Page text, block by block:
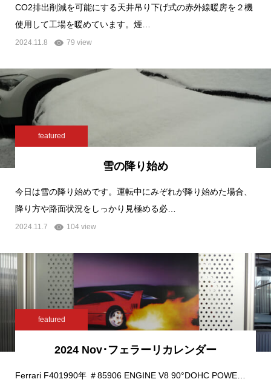
CO2排出削減を可能にする天井吊り下げ式の赤外線暖房を２機
使用して工場を暖めています。煙…
2024.11.8 79 view
featured
雪の降り始め
今日は雪の降り始めです。運転中にみぞれが降り始めた場合、
降り方や路面状況をしっかり見極める必…
2024.11.7 104 view
featured
2024 Nov･フェラーリカレンダー
Ferrari F401990年 ＃85906 ENGINE V8 90°DOHC POWE…